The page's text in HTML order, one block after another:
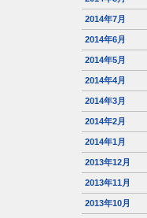
2014年7月
2014年6月
2014年5月
2014年4月
2014年3月
2014年2月
2014年1月
2013年12月
2013年11月
2013年10月